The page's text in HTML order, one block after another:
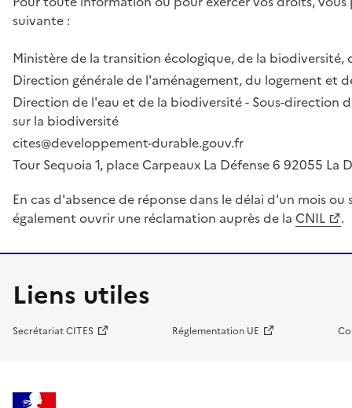
suivante :
Ministère de la transition écologique, de la biodiversité,
Direction générale de l'aménagement, du logement et
Direction de l'eau et de la biodiversité - Sous-direction
sur la biodiversité
cites@developpement-durable.gouv.fr
Tour Sequoia 1, place Carpeaux La Défense 6 92055 La
En cas d'absence de réponse dans le délai d'un mois
également ouvrir une réclamation auprès de la CNIL .
Liens utiles
Secrétariat CITES Réglementation UE